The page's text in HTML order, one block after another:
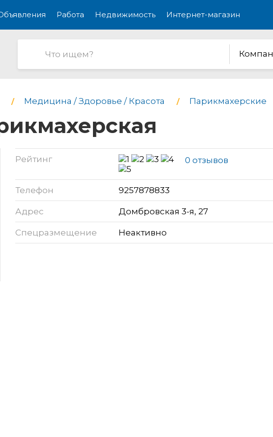
Работа Недвижимость Интернет-магазин
Медицина / Здоровье / Красота Парикмахерские
Рейтинг 0 отзывов
Телефон 9257878833
Адрес Домбровская 3-я, 27
Спецразмещение Неактивно